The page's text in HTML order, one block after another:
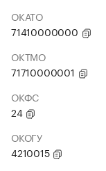
ОКАТО
71410000000
ОКТМО
71710000001
ОКФС
24
ОКОГУ
4210015